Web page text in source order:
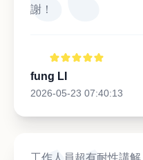
謝！
fung LI
2026-05-23 07:40:13
工作人員超有耐性講